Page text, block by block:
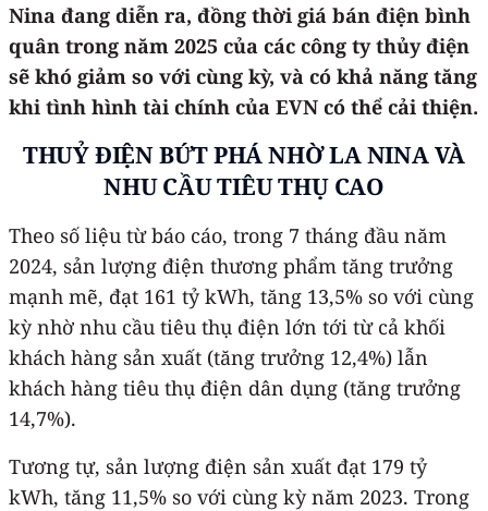
Nina đang diễn ra, đồng thời giá bán điện bình
quân trong năm 2025 của các công ty thủy điện
sẽ khó giảm so với cùng kỳ, và có khả năng tăng
khi tình hình tài chính của EVN có thể cải thiện.
THUỶ ĐIỆN BỨT PHÁ NHỜ LA NINA VÀ
NHU CẦU TIÊU THỤ CAO
Theo số liệu từ báo cáo, trong 7 tháng đầu năm
2024, sản lượng điện thương phẩm tăng trưởng
mạnh mẽ, đạt 161 tỷ kWh, tăng 13,5% so với cùng
kỳ nhờ nhu cầu tiêu thụ điện lớn tới từ cả khối
khách hàng sản xuất (tăng trưởng 12,4%) lẫn
khách hàng tiêu thụ điện dân dụng (tăng trưởng
14,7%).
Tương tự, sản lượng điện sản xuất đạt 179 tỷ
kWh, tăng 11,5% so với cùng kỳ năm 2023. Trong